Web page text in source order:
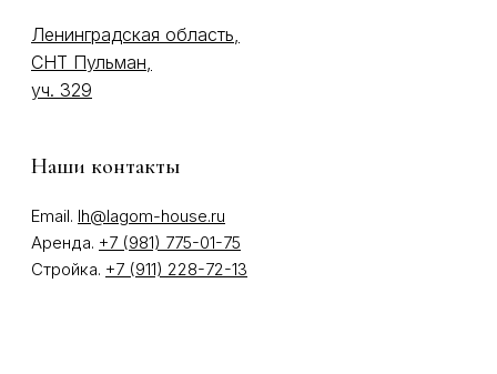
Ленинградская область,
СНТ Пульман,
уч. 329
Наши контакты
Email. lh@lagom-house.ru
Аренда. +7 (981) 775-01-75
Стройка. +7 (911) 228-72-13